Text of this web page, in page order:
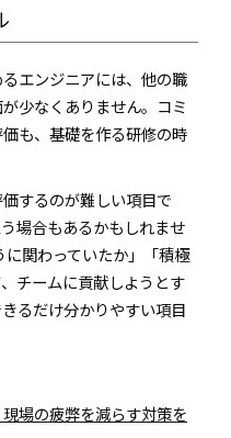
エンジニアには、他の職
少なくありません。コミ
も、基礎を作る研修の時
するのが難しい項目で
場合もあるかもしれませ
関わっていたか」「積極
チームに貢献しようとす
るだけ分かりやすい項目
場の疲弊を減らす対策を